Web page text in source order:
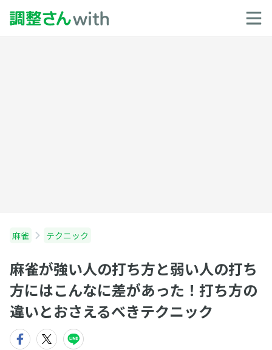
麻雀 テクニック
麻雀が強い人の打ち方と弱い人の打ち
方にはこんなに差があった！打ち方の
違いとおさえるべきテクニック